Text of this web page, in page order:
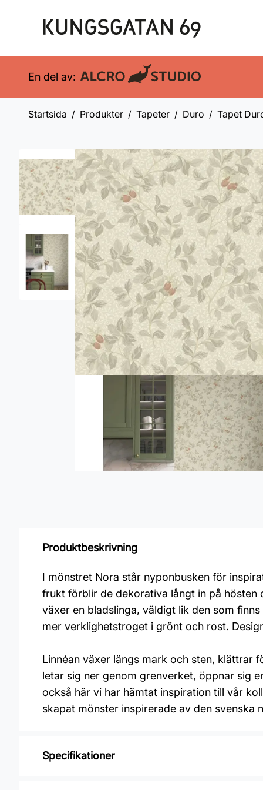
En del av:
Startsida Produkter Tapeter Duro Tapet
Produktbeskrivning
I mönstret Nora står nyponbusken för
frukt förblir de dekorativa långt in på hösten
växer en bladslinga, väldigt lik den som
mer verklighetstroget i grönt och rost.
Linnéan växer längs mark och sten, klättrar
letar sig ner genom grenverket, öppnar sig
också här vi har hämtat inspiration till vår
skapat mönster inspirerade av den svenska
Specifikationer